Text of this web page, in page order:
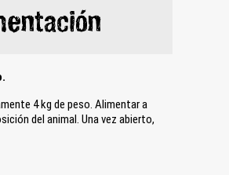
4 kg de peso. Alimentar a
del animal. Una vez abierto,